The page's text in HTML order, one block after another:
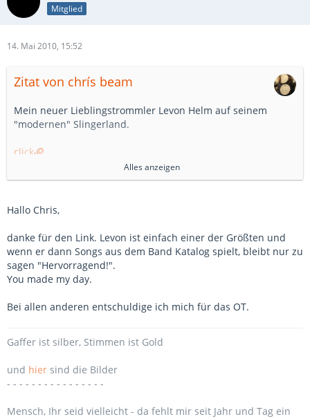
Mitglied
14. Mai 2010, 15:52
Zitat von chrís beam
Mein neuer Lieblingstrommler Levon Helm auf seinem
"modernen" Slingerland.
click
Interview als PDFInterview mit Levon
Chris
Alles anzeigen
Hallo Chris,
danke für den Link. Levon ist einfach einer der Größten und
wenn er dann Songs aus dem Band Katalog spielt, bleibt nur zu
sagen "Hervorragend!".
You made my day.
Bei allen anderen entschuldige ich mich für das OT.
Gaffer ist silber, Stimmen ist Gold
und hier sind die Bilder
- - - - - - - - - - - - - - - -
Mensch, Ihr seid vielleicht - da fehlt mir seit Jahr und Tag ein